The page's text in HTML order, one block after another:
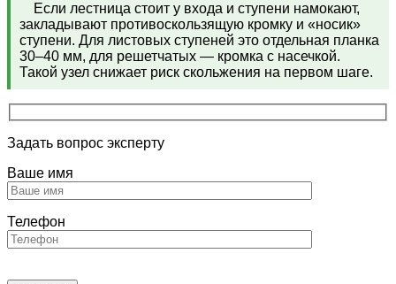
Если лестница стоит у входа и ступени намокают,
закладывают противоскользящую кромку и «носик»
ступени. Для листовых ступеней это отдельная планка
30–40 мм, для решетчатых — кромка с насечкой.
Такой узел снижает риск скольжения на первом шаге.
Задать вопрос эксперту
Ваше имя
Телефон